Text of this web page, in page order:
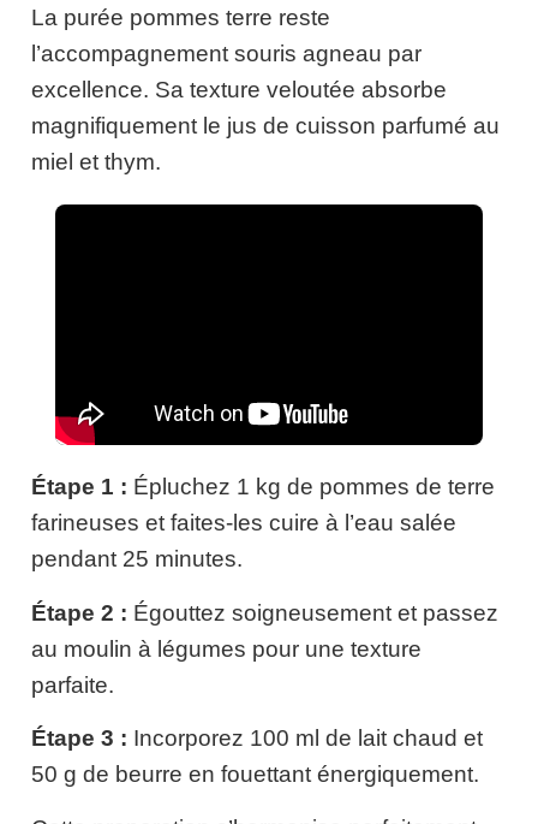
La purée pommes terre reste
l’accompagnement souris agneau par
excellence. Sa texture veloutée absorbe
magnifiquement le jus de cuisson parfumé au
miel et thym.
Étape 1 : Épluchez 1 kg de pommes de terre
farineuses et faites-les cuire à l’eau salée
pendant 25 minutes.
Étape 2 : Égouttez soigneusement et passez
au moulin à légumes pour une texture
parfaite.
Étape 3 : Incorporez 100 ml de lait chaud et
50 g de beurre en fouettant énergiquement.